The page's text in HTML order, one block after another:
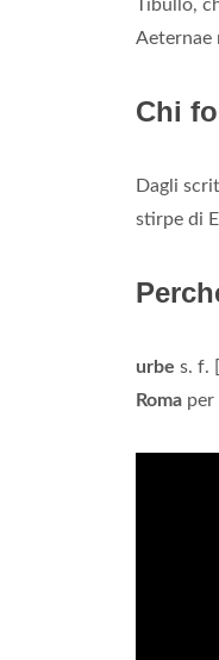
Tibullo,
Aeternae
Chi
Dagli
stirpe di
urbe s. f.
Roma per